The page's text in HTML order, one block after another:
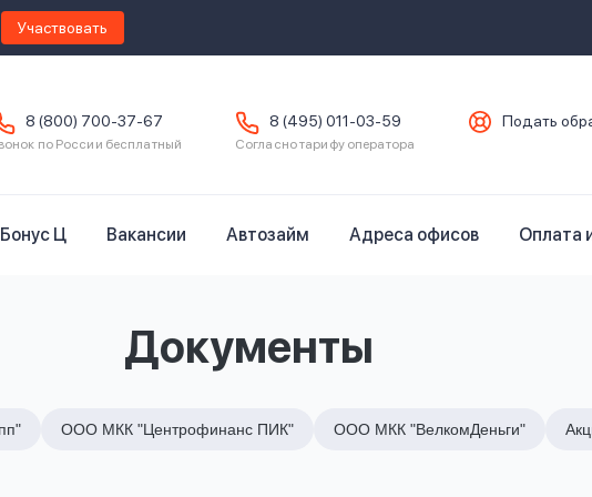
Участвовать
8 (800) 700-37-67
по России бесплатный
8 (495) 011-03-59
Согласно тарифу оператора
Подать
Бонус Ц Вакансии Автозайм Адреса офисов Оплата
Документы
ООО МКК "Центрофинанс ПИК" ООО МКК "ВелкомДеньги"